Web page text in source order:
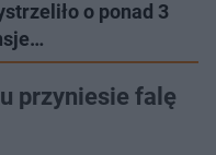
o ponad 3
przyniesie falę